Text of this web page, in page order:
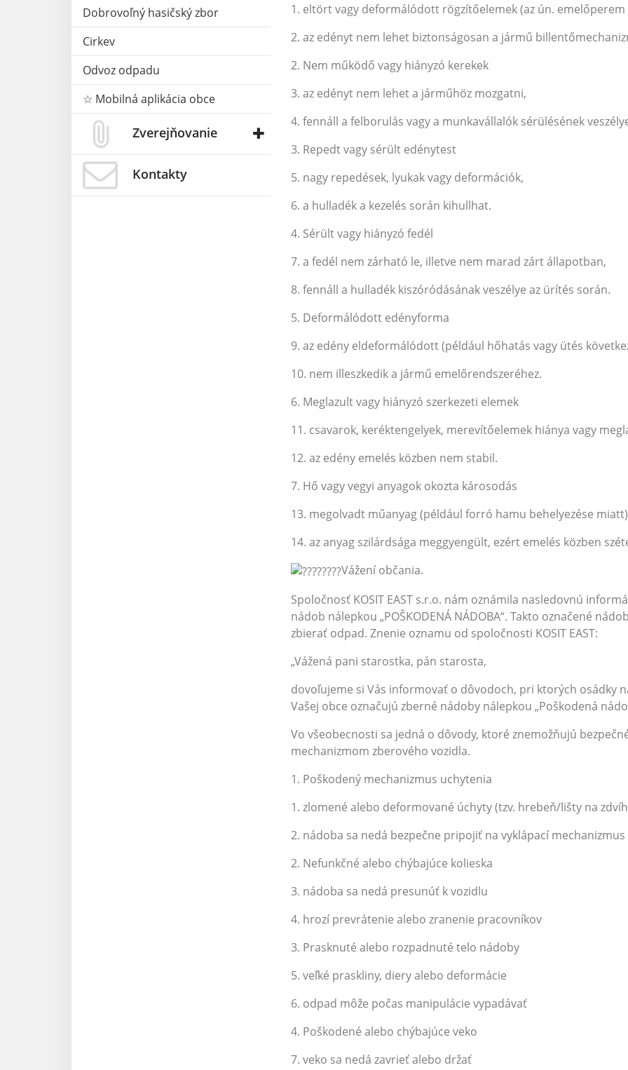
Dobrovoľný hasičský zbor
Cirkev
Odvoz odpadu
☆ Mobilná aplikácia obce
Zverejňovanie
Kontakty
1. eltört vagy deformálódott rögzítőelemek (az ún. emelőperem
2. az edényt nem lehet biztonságosan a jármű
2. Nem működő vagy hiányzó kerekek
3. az edényt nem lehet a járműhöz mozgatni,
4. fennáll a felborulás vagy a munkavállalók sérülésének
3. Repedt vagy sérült edénytest
5. nagy repedések, lyukak vagy deformációk,
6. a hulladék a kezelés során kihullhat.
4. Sérült vagy hiányzó fedél
7. a fedél nem zárható le, illetve nem marad zárt állapotban,
8. fennáll a hulladék kiszóródásának veszélye az ürítés során.
5. Deformálódott edényforma
9. az edény eldeformálódott (például hőhatás vagy ütés
10. nem illeszkedik a jármű emelőrendszeréhez.
6. Meglazult vagy hiányzó szerkezeti elemek
11. csavarok, keréktengelyek, merevítőelemek hiánya vagy
12. az edény emelés közben nem stabil.
7. Hő vagy vegyi anyagok okozta károsodás
13. megolvadt műanyag (például forró hamu behelyezése
14. az anyag szilárdsága meggyengült, ezért emelés közben
Vážení občania.
Spoločnosť KOSIT EAST s.r.o. nám oznámila nasledovnú
nádob nálepkou „POŠKODENÁ NÁDOBA“. Takto označené
zbierať odpad. Znenie oznamu od spoločnosti KOSIT EAST:
„Vážená pani starostka, pán starosta,
dovoľujeme si Vás informovať o dôvodoch, pri ktorých osádky
Vašej obce označujú zberné nádoby nálepkou „Poškodená
Vo všeobecnosti sa jedná o dôvody, ktoré znemožňujú
mechanizmom zberového vozidla.
1. Poškodený mechanizmus uchytenia
1. zlomené alebo deformované úchyty (tzv. hrebeň/lišty na
2. nádoba sa nedá bezpečne pripojiť na vyklápací mechanizmus
2. Nefunkčné alebo chýbajúce kolieska
3. nádoba sa nedá presunúť k vozidlu
4. hrozí prevrátenie alebo zranenie pracovníkov
3. Prasknuté alebo rozpadnuté telo nádoby
5. veľké praskliny, diery alebo deformácie
6. odpad môže počas manipulácie vypadávať
4. Poškodené alebo chýbajúce veko
7. veko sa nedá zavrieť alebo držať